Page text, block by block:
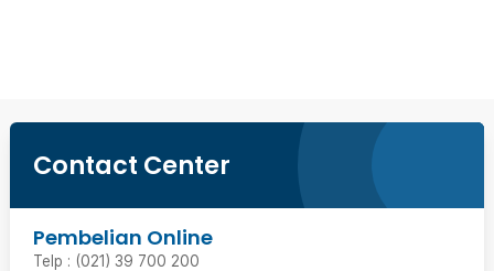
Contact Center
Pembelian Online
Telp : (021) 39 700 200